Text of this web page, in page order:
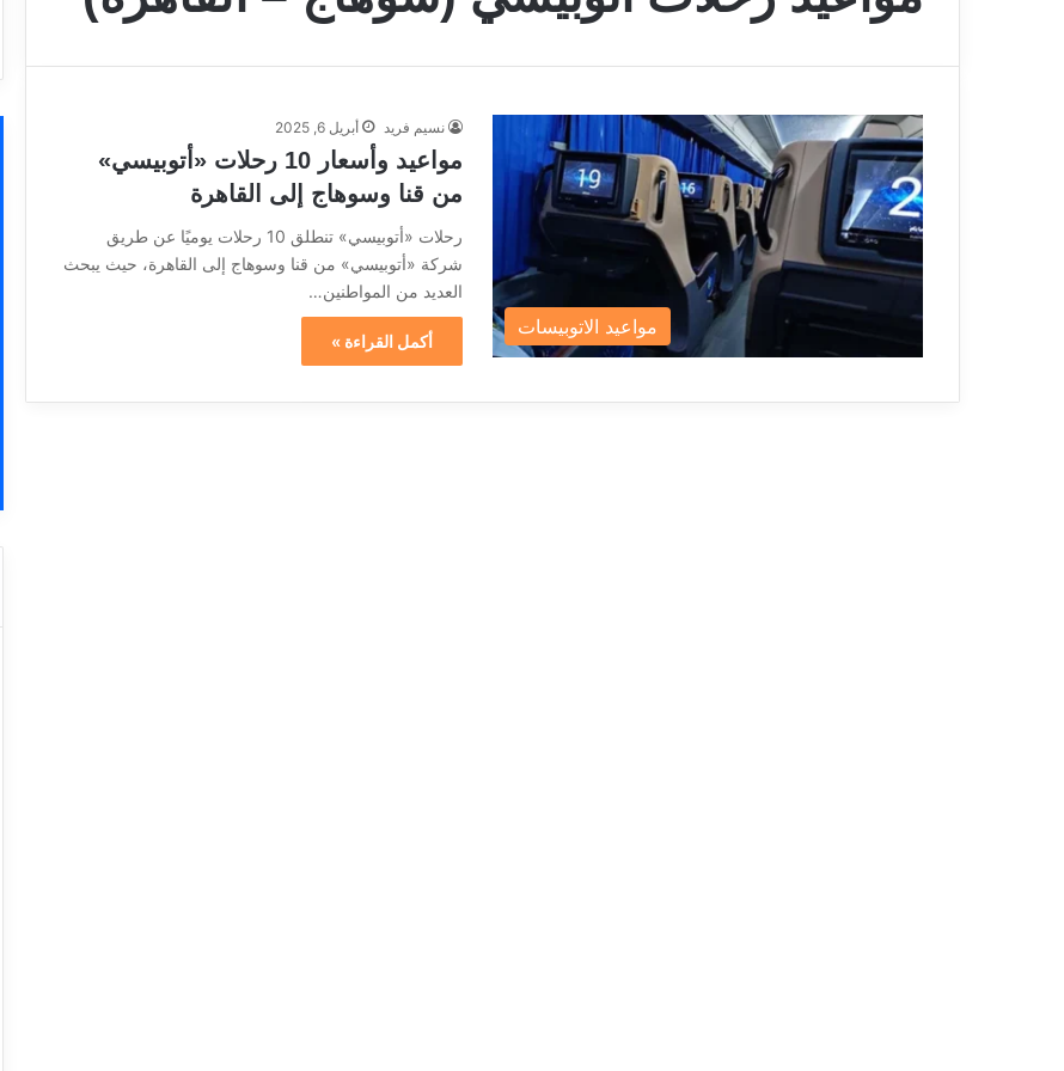
مواعيد الاتوبيسات
نسيم فريد أبريل 6, 2025
مواعيد وأسعار 10 رحلات «أتوبيسي»
من قنا وسوهاج إلى القاهرة
رحلات «أتوبيسي» تنطلق 10 رحلات يوميًا عن طريق
شركة «أتوبيسي» من قنا وسوهاج إلى القاهرة، حيث يبحث
العديد من المواطنين…
أكمل القراءة »